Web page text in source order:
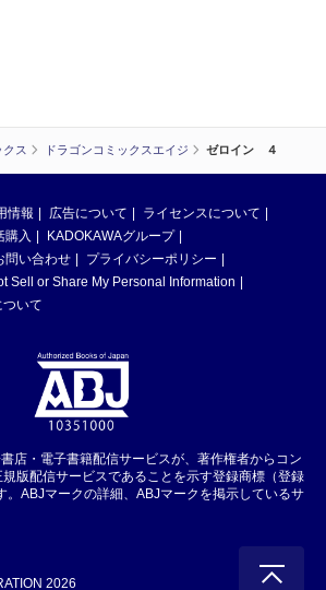
クス ドラゴンコミックスエイジ ゼロイン ４
情報 広告について
ライセンスについて
購入
KADOKAWAグループ
問い合わせ
プライバシーポリシー
Sell or Share My Personal Information
いて
店・電子書籍配信サービスが、著作権者からコン
版配信サービスであることを示す登録商標（登録
。ABJマークの詳細、ABJマークを掲示しているサ
2026